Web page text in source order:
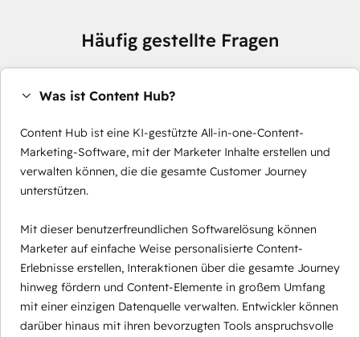
Häufig gestellte Fragen
Was ist Content Hub?
Content Hub ist eine KI-gestützte All-in-one-Content-
Marketing-Software, mit der Marketer Inhalte erstellen und
verwalten können, die die gesamte Customer Journey
unterstützen.
Mit dieser benutzerfreundlichen Softwarelösung können
Marketer auf einfache Weise personalisierte Content-
Erlebnisse erstellen, Interaktionen über die gesamte Journey
hinweg fördern und Content-Elemente in großem Umfang
mit einer einzigen Datenquelle verwalten. Entwickler können
darüber hinaus mit ihren bevorzugten Tools anspruchsvolle